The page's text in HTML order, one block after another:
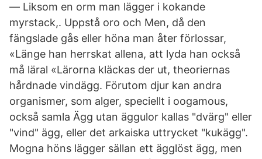
— Liksom en orm man lägger i kokande
myrstack,. Uppstå oro och Men, då den
fängslade gås eller höna man åter förlossar,
«Länge han herrskat allena, att lyda han också
må läral «Lärorna kläckas der ut, theoriernas
hårdnade vindägg. Förutom djur kan andra
organismer, som alger, speciellt i oogamous,
också samla Ägg utan äggulor kallas "dvärg" eller
"vind" ägg, eller det arkaiska uttrycket "kukägg".
Mogna höns lägger sällan ett ägglöst ägg, men